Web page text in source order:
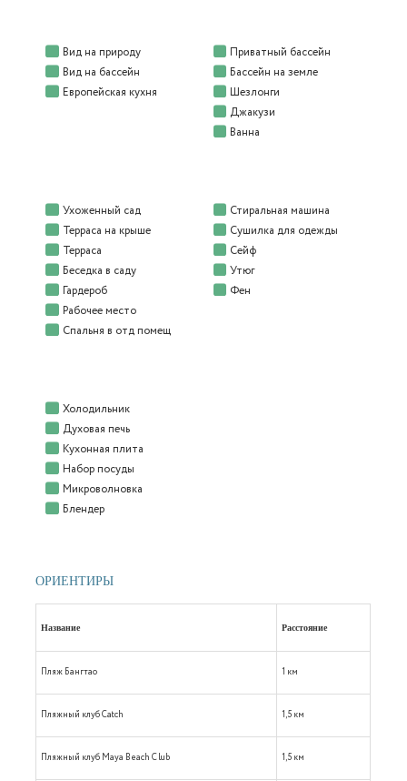
Вид на природу
Вид на бассейн
Европейская кухня
Приватный бассейн
Бассейн на земле
Шезлонги
Джакузи
Ванна
Ухоженный сад
Терраса на крыше
Терраса
Беседка в саду
Гардероб
Рабочее место
Спальня в отд помещ
Стиральная машина
Сушилка для одежды
Сейф
Утюг
Фен
Холодильник
Духовая печь
Кухонная плита
Набор посуды
Микроволновка
Блендер
ОРИЕНТИРЫ
Название Расстояние
Пляж Бангтао 1 км
Пляжный клуб Catch 1,5 км
Пляжный клуб Maya Beach Club 1,5 км